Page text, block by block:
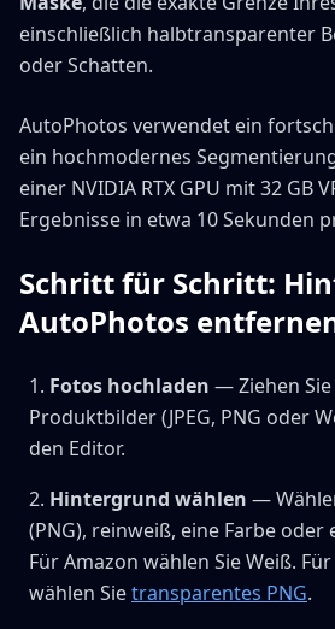
einschließlich halbtransparenter
oder Schatten.
AutoPhotos verwendet ein
ein hochmodernes
einer NVIDIA RTX GPU mit 32 GB
Ergebnisse in etwa 10 Sekunden
Schritt für Schritt:
AutoPhotos
Fotos hochladen — Ziehen Sie
Produktbilder (JPEG, PNG oder
den Editor.
Hintergrund wählen —
(PNG), reinweiß, eine Farbe oder
Für Amazon wählen Sie Weiß.
wählen Sietransparentes PNG.